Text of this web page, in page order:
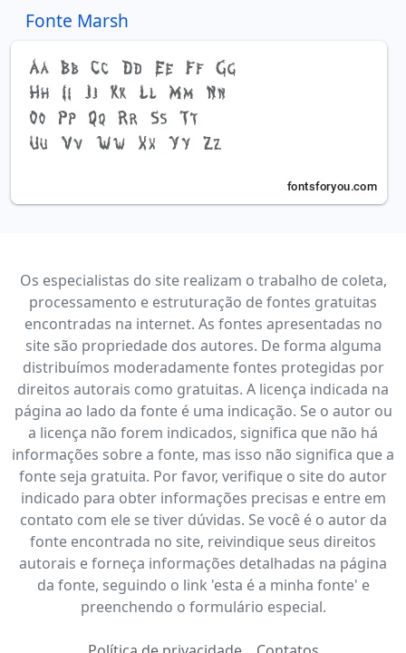
Fonte Marsh
Os especialistas do site realizam o trabalho de coleta,
processamento e estruturação de fontes gratuitas
encontradas na internet. As fontes apresentadas no
site são propriedade dos autores. De forma alguma
distribuímos moderadamente fontes protegidas por
direitos autorais como gratuitas. A licença indicada na
página ao lado da fonte é uma indicação. Se o autor ou
a licença não forem indicados, significa que não há
informações sobre a fonte, mas isso não significa que a
fonte seja gratuita. Por favor, verifique o site do autor
indicado para obter informações precisas e entre em
contato com ele se tiver dúvidas. Se você é o autor da
fonte encontrada no site, reivindique seus direitos
autorais e forneça informações detalhadas na página
da fonte, seguindo o link 'esta é a minha fonte' e
preenchendo o formulário especial.